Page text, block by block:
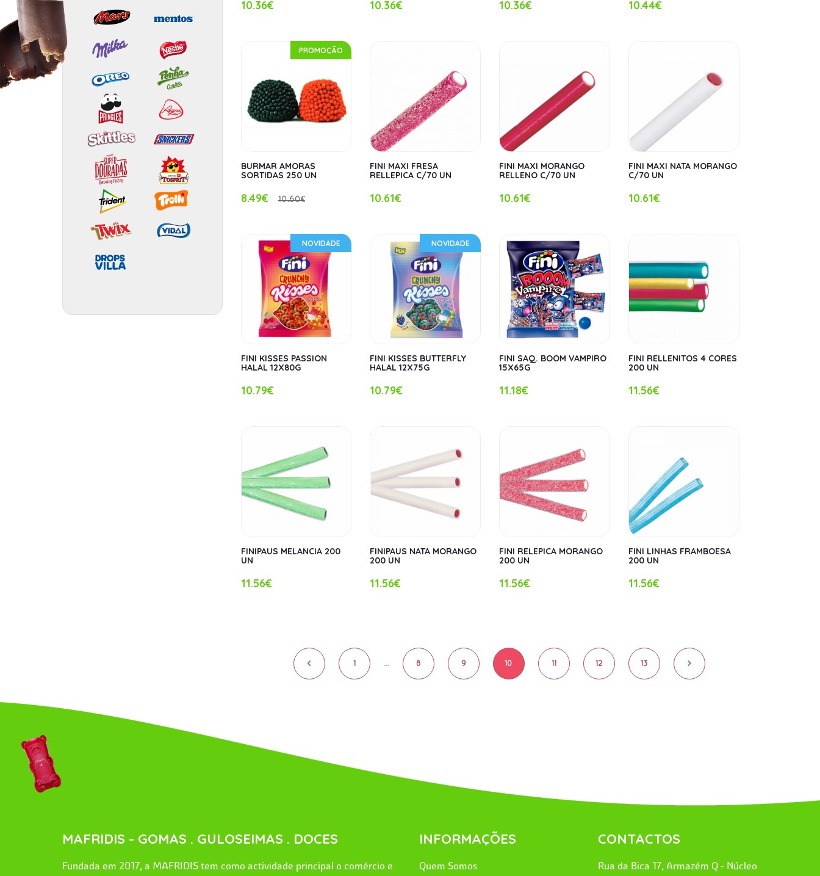
10.36€ 10.36€ 10.36€ 10.44€
PROMOÇÃO
BURMAR AMORAS
SORTIDAS 250 UN
8.49€ 10.60€
FINI MAXI FRESA
RELLEPICA C/70 UN
10.61€
FINI MAXI MORANGO
RELLENO C/70 UN
10.61€
FINI MAXI NATA MORANGO
C/70 UN
10.61€
NOVIDADE
FINI KISSES PASSION
HALAL 12X80G
10.79€
NOVIDADE
FINI KISSES BUTTERFLY
HALAL 12X75G
10.79€
FINI SAQ. BOOM VAMPIRO
15X65G
11.18€
FINI RELLENITOS 4 CORES
200 UN
11.56€
FINIPAUS MELANCIA 200
UN
11.56€
FINIPAUS NATA MORANGO
200 UN
11.56€
FINI RELEPICA MORANGO
200 UN
11.56€
FINI LINHAS FRAMBOESA
200 UN
11.56€
< 1 ... 8 9 10 11 12 13 >
MAFRIDIS - GOMAS . GULOSEIMAS . DOCES
Fundada em 2017, a MAFRIDIS tem como actividade principal o comércio e
INFORMAÇÕES
Quem Somos
CONTACTOS
Rua da Bica 17, Armazém Q - Núcleo